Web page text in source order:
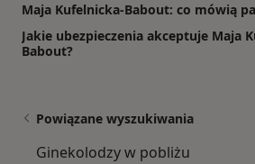
Maja Kufelnicka-Babout: co mówią
Jakie ubezpieczenia akceptuje Maja
Babout?
Powiązane wyszukiwania
Ginekolodzy w pobliżu